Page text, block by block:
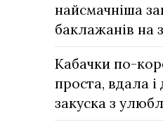
найсмачніша
баклажанів на
Кабачки по-
проста, вдала
закуска з